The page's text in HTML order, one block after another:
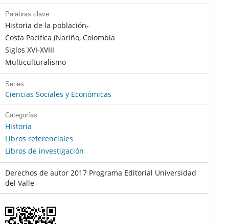
Palabras clave :
Historia de la población-
Costa Pacífica (Nariño, Colombia
Siglos XVI-XVIII
Multiculturalismo
Series
Ciencias Sociales y Económicas
Categorías
Historia
Libros referenciales
Libros de investigación
Derechos de autor 2017 Programa Editorial Universidad
del Valle